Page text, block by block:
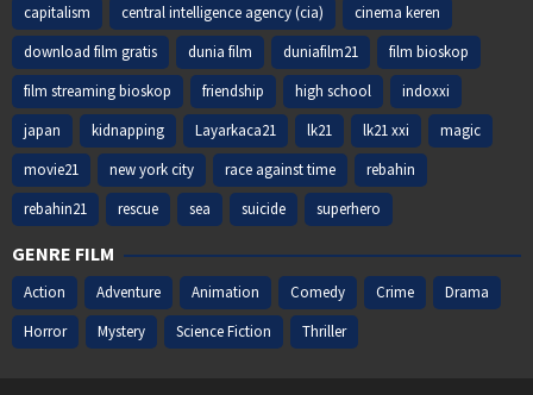
capitalism
central intelligence agency (cia)
cinema keren
download film gratis
dunia film duniafilm21
film bioskop
film streaming bioskop
friendship high school
indoxxi
japan
kidnapping Layarkaca21 lk21 lk21 xxi
magic
movie21
new york city race against time
rebahin
rebahin21
rescue sea suicide superhero
GENRE FILM
Action Adventure Animation Comedy Crime
Drama
Horror
Mystery Science Fiction Thriller